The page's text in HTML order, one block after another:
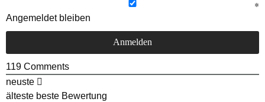
Angemeldet bleiben
119 Comments
neuste
älteste beste Bewertung